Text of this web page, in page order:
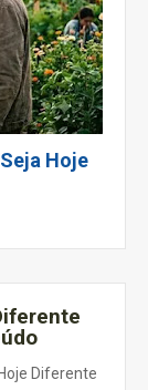
Hoje
Diferente